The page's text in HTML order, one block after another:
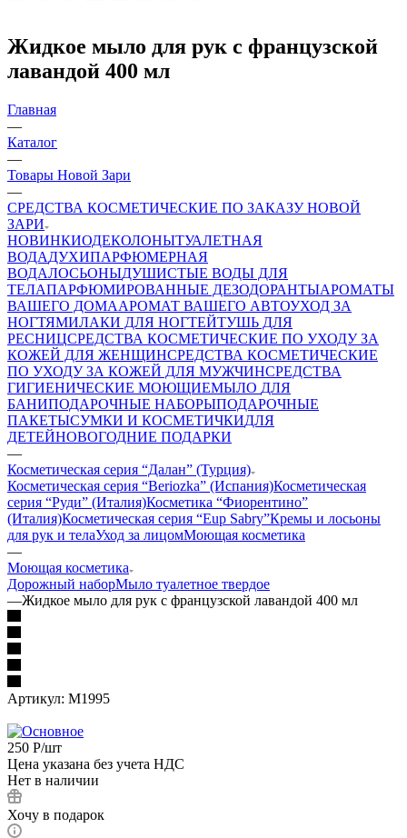
Жидкое мыло для рук с французской
лавандой 400 мл
Главная
—
Каталог
—
Товары Новой Зари
—
СРЕДСТВА КОСМЕТИЧЕСКИЕ ПО ЗАКАЗУ НОВОЙ
ЗАРИ
НОВИНКИОДЕКОЛОНЫТУАЛЕТНАЯ
ВОДАДУХИПАРФЮМЕРНАЯ
ВОДАЛОСЬОНЫДУШИСТЫЕ ВОДЫ ДЛЯ
ТЕЛАПАРФЮМИРОВАННЫЕ ДЕЗОДОРАНТЫАРОМАТЫ
ВАШЕГО ДОМААРОМАТ ВАШЕГО АВТОУХОД ЗА
НОГТЯМИЛАКИ ДЛЯ НОГТЕЙТУШЬ ДЛЯ
РЕСНИЦСРЕДСТВА КОСМЕТИЧЕСКИЕ ПО УХОДУ ЗА
КОЖЕЙ ДЛЯ ЖЕНЩИНСРЕДСТВА КОСМЕТИЧЕСКИЕ
ПО УХОДУ ЗА КОЖЕЙ ДЛЯ МУЖЧИНСРЕДСТВА
ГИГИЕНИЧЕСКИЕ МОЮЩИЕМЫЛО ДЛЯ
БАНИПОДАРОЧНЫЕ НАБОРЫПОДАРОЧНЫЕ
ПАКЕТЫСУМКИ И КОСМЕТИЧКИДЛЯ
ДЕТЕЙНОВОГОДНИЕ ПОДАРКИ
—
Косметическая серия “Далан” (Турция)
Косметическая серия “Beriozka” (Испания)Косметическая
серия “Руди” (Италия)Косметика “Фиорентино”
(Италия)Косметическая серия “Eup Sabry”Кремы и лосьоны
для рук и телаУход за лицомМоющая косметика
—
Моющая косметика
Дорожный наборМыло туалетное твердое
—Жидкое мыло для рук с французской лавандой 400 мл
Артикул: М1995
250 Р/шт
Цена указана без учета НДС
Нет в наличии
Хочу в подарок